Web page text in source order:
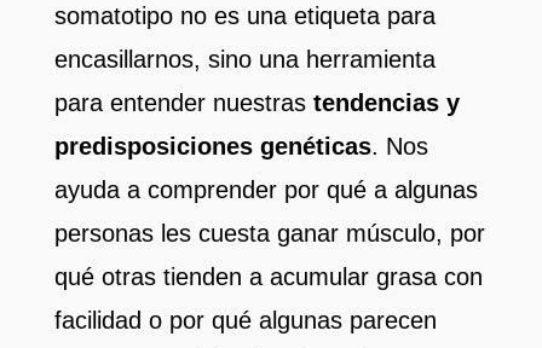
somatotipo no es una etiqueta para
encasillarnos, sino una herramienta
para entender nuestras tendencias y
predisposiciones genéticas. Nos
ayuda a comprender por qué a algunas
personas les cuesta ganar músculo, por
qué otras tienden a acumular grasa con
facilidad o por qué algunas parecen